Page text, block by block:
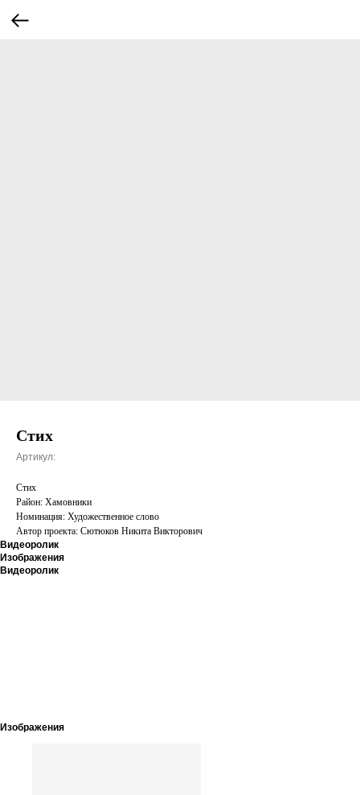
Стих
Артикул:
Стих
Район: Хамовники
Номинация: Художественное слово
Автор проекта: Сютюков Никита Викторович
Видеоролик
Изображения
Видеоролик
Изображения